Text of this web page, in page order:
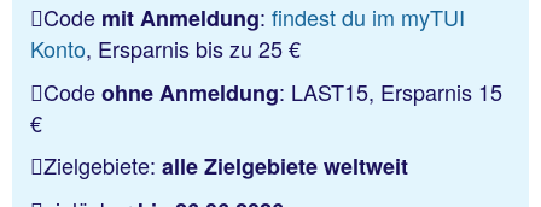
Code mit Anmeldung: findest du im myTUI
Konto, Ersparnis bis zu 25 €
Codeohne Anmeldung: LAST15, Ersparnis 15
€
Zielgebiete: alle Zielgebiete weltweit